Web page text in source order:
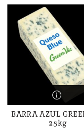
BARRA AZUL
2.5kg